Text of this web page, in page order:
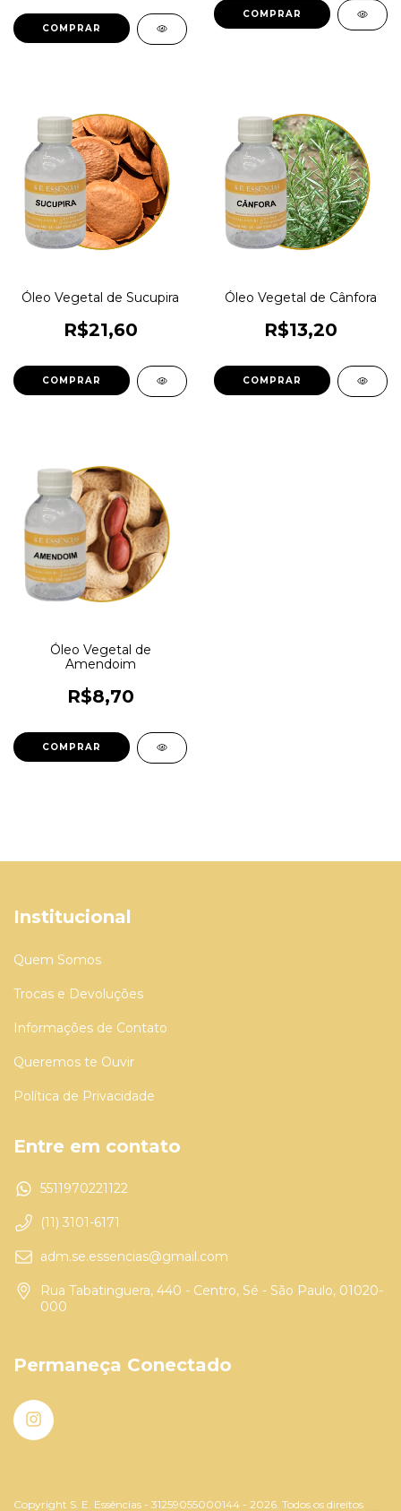
COMPRAR
COMPRAR
Óleo Vegetal de Sucupira
R$21,60
COMPRAR
Óleo Vegetal de Cânfora
R$13,20
COMPRAR
Óleo Vegetal de
Amendoim
R$8,70
COMPRAR
Institucional
Quem Somos
Trocas e Devoluções
Informações de Contato
Queremos te Ouvir
Política de Privacidade
Entre em contato
5511970221122
(11) 3101-6171
adm.se.essencias@gmail.com
Rua Tabatinguera, 440 - Centro, Sé - São Paulo, 01020-
000
Permaneça Conectado
Copyright S. E. Essências - 31259055000144 - 2026. Todos os direitos